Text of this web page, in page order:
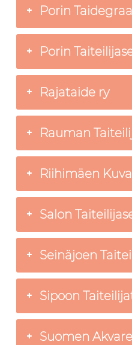
Porin
Porin
Rajataide ry
Rauman
Riihimäen
Salon
Seinäjoen
Sipoon
Suomen